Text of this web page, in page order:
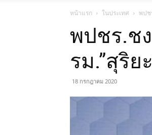
หน้าแรก ในประเทศ พปช
พปชร.ช
รม.”สุริย
18 กรกฎาคม 2020